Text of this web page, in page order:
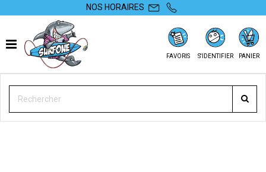
NOS HORAIRES
FAVORIS S'IDENTIFIER PANIER
SURFONE
GILET DE FLOTTAISON ION BOOSTER VEST 50N FZ 2026